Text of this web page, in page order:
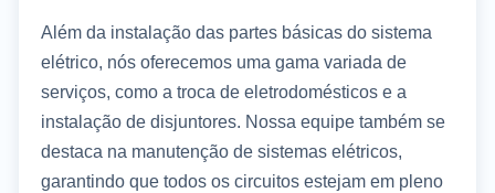
Além da instalação das partes básicas do sistema
elétrico, nós oferecemos uma gama variada de
serviços, como a troca de eletrodomésticos e a
instalação de disjuntores. Nossa equipe também se
destaca na manutenção de sistemas elétricos,
garantindo que todos os circuitos estejam em pleno